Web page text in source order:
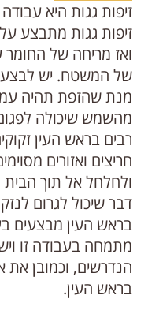
זיפות גגות היא
זיפות גגות מתבצע
ואז מריחה של החומר
מנת שהזפת תהיה
מהשמש שיכולה
רבים בראש העין
חריצים ואזורים
ולחלחל אל תוך הבית
דבר שיכול לגרום
בראש העין מבצעים
מתמחה בעבודה זו
הנדרשים, וכמובן את
בראש העין.